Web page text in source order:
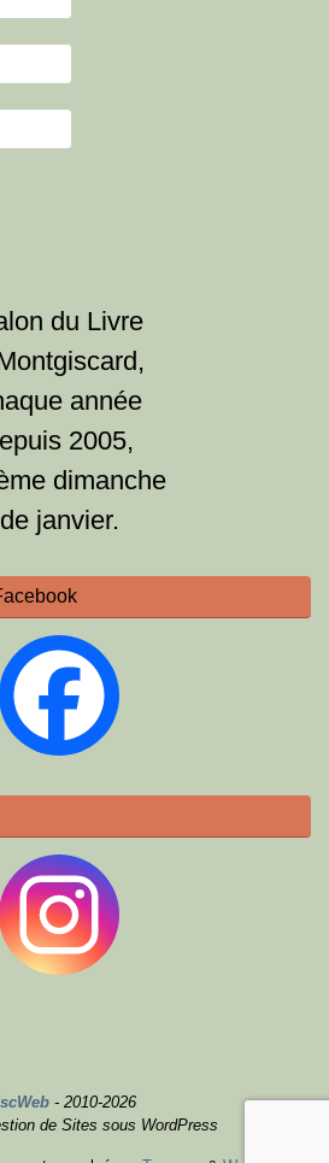
du Livre
année
2005,
dimanche
de janvier.
- 2010-2026
de Sites sous WordPress